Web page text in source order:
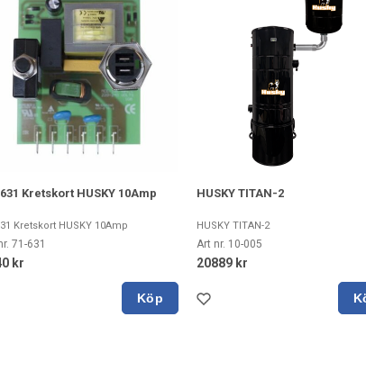
Kretskort HUSKY 10Amp
Kretskort HUSKY 10Amp
71-631
kr
Köp
HUSKY TITAN-2
HUSKY TITAN-2
Art nr. 10-005
20889 kr